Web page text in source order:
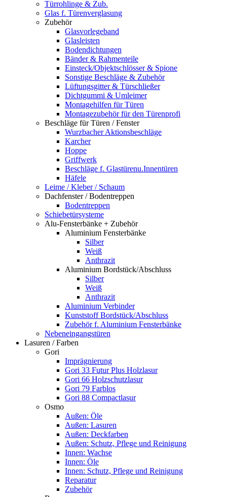
Türrohlinge & Zub.
Glas f. Türenverglasung
Zubehör
Glasvorlegeband
Glasleisten
Bodendichtungen
Bänder & Rahmenteile
Einsteck/Objektschlösser & Spione
Sonstige Beschläge & Zubehör
Lüftungsgitter & Türschließer
Dichtgummi & Umleimer
Montagehilfen für Türen
Montagezubehör für den Türenprofi
Beschläge für Türen / Fenster
Wurzbacher Aktionsbeschläge
Karcher
Hoppe
Griffwerk
Beschläge f. Glastürenu.Innentüren
Häfele
Leime / Kleber / Schaum
Dachfenster / Bodentreppen
Bodentreppen
Schiebetürsysteme
Alu-Fensterbänke + Zubehör
Aluminium Fensterbänke
Silber
Weiß
Anthrazit
Aluminium Bordstück/Abschluss
Silber
Weiß
Anthrazit
Aluminium Verbinder
Kunststoff Bordstück/Abschluss
Zubehör f. Aluminium Fensterbänke
Nebeneingangstüren
Lasuren / Farben
Gori
Imprägnierung
Gori 33 Futur Plus Holzlasur
Gori 66 Holzschutzlasur
Gori 79 Farblos
Gori 88 Compactlasur
Osmo
Außen: Öle
Außen: Lasuren
Außen: Deckfarben
Außen: Schutz, Pflege und Reinigung
Innen: Wachse
Innen: Öle
Innen: Schutz, Pflege und Reinigung
Reparatur
Zubehör